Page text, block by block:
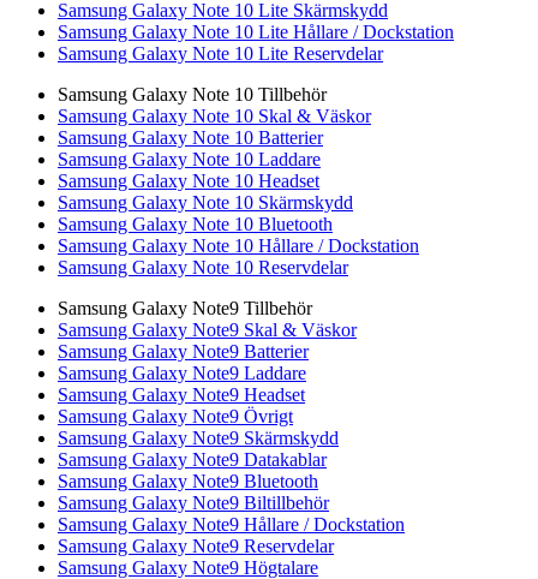
Samsung Galaxy Note 10 Lite Skärmskydd
Samsung Galaxy Note 10 Lite Hållare / Dockstation
Samsung Galaxy Note 10 Lite Reservdelar
Samsung Galaxy Note 10 Tillbehör
Samsung Galaxy Note 10 Skal & Väskor
Samsung Galaxy Note 10 Batterier
Samsung Galaxy Note 10 Laddare
Samsung Galaxy Note 10 Headset
Samsung Galaxy Note 10 Skärmskydd
Samsung Galaxy Note 10 Bluetooth
Samsung Galaxy Note 10 Hållare / Dockstation
Samsung Galaxy Note 10 Reservdelar
Samsung Galaxy Note9 Tillbehör
Samsung Galaxy Note9 Skal & Väskor
Samsung Galaxy Note9 Batterier
Samsung Galaxy Note9 Laddare
Samsung Galaxy Note9 Headset
Samsung Galaxy Note9 Övrigt
Samsung Galaxy Note9 Skärmskydd
Samsung Galaxy Note9 Datakablar
Samsung Galaxy Note9 Bluetooth
Samsung Galaxy Note9 Biltillbehör
Samsung Galaxy Note9 Hållare / Dockstation
Samsung Galaxy Note9 Reservdelar
Samsung Galaxy Note9 Högtalare